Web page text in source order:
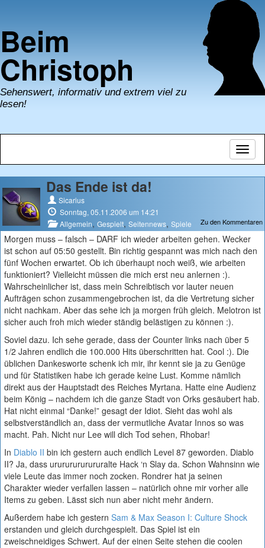
Beim
Christoph
Sehenswert, informativ und extrem viel zu
lesen!
Das Ende ist da!
Sicarius
Sonntag, 05.11.2006 um 14:21
Zu den Kommentaren
Allgemein, Gespielt, Seitennews, Spiele
Morgen muss – falsch – DARF ich wieder arbeiten gehen. Wecker
ist schon auf 05:50 gestellt. Bin richtig gespannt was mich nach den
fünf Wochen erwartet. Ob ich überhaupt noch weiß, wie arbeiten
funktioniert? Vielleicht müssen die mich erst neu anlernen :).
Wahrscheinlicher ist, dass mein Schreibtisch vor lauter neuen
Aufträgen schon zusammengebrochen ist, da die Vertretung sicher
nicht nachkam. Aber das sehe ich ja morgen früh gleich. Melotron ist
sicher auch froh mich wieder ständig belästigen zu können :).
Soviel dazu. Ich sehe gerade, dass der Counter links nach über 5
1/2 Jahren endlich die 100.000 Hits überschritten hat. Cool :). Die
üblichen Dankesworte schenk ich mir, ihr kennt sie ja zu Genüge
und für Statistiken habe ich gerade keine Lust. Komme nämlich
direkt aus der Hauptstadt des Reiches Myrtana. Hatte eine Audienz
beim König – nachdem ich die ganze Stadt von Orks gesäubert hab.
Hat nicht einmal “Danke!” gesagt der Idiot. Sieht das wohl als
selbstverständlich an, dass der vermutliche Avatar Innos so was
macht. Pah. Nicht nur Lee will dich Tod sehen, Rhobar!
In Diablo II bin ich gestern auch endlich Level 87 geworden. Diablo
II? Ja, dass urururururururalte Hack ‘n Slay da. Schon Wahnsinn wie
viele Leute das immer noch zocken. Rondrer hat ja seinen
Charakter wieder verfallen lassen – natürlich ohne mir vorher alle
Items zu geben. Lässt sich nun aber nicht mehr ändern.
Außerdem habe ich gestern Sam & Max Season I: Culture Shock
erstanden und gleich durchgespielt. Das Spiel ist ein
zweischneidiges Schwert. Auf der einen Seite stehen die coolen